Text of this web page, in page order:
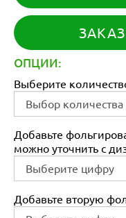
ОПЦИИ:
Выберите
Добавьте
можно уточнить с
Добавьте вторую